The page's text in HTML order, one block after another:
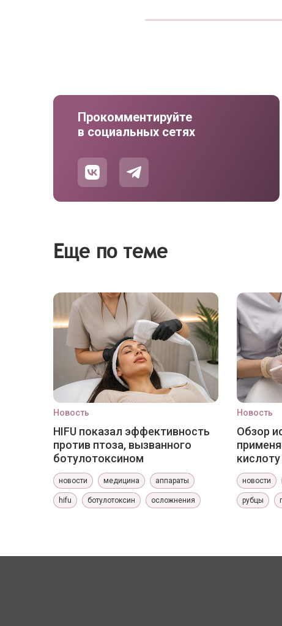
Прокомментируйте
в социальных сетях
Еще по теме
Новость
HIFU показал эффективность
против птоза, вызванного
ботулотоксином
новости медицина аппараты
hifu ботулотоксин осложнения
Новость
Обзор
новости
рубцы